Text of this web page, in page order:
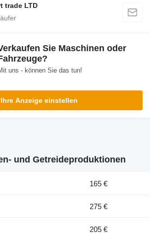
trade LTD
Sie Maschinen oder
uns - können Sie das tun!
Ihre Anzeige einstellen
und Getreideproduktionen
165 €
275 €
205 €